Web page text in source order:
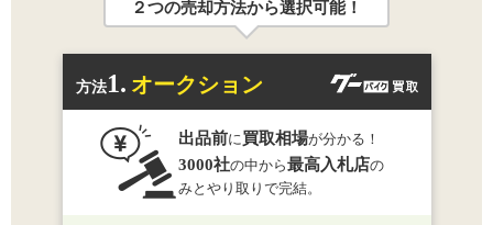
２つの売却方法から選択可能！
方法1. オークション
出品前に買取相場が分かる！
3000社の中から最高入札店の
みとやり取りで完結。